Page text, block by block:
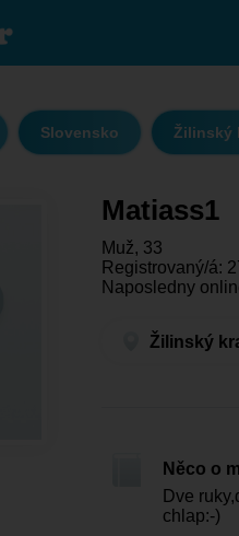
Slovensko Žilinský
Matiass1
Muž, 33
Registrovaný/á:
Naposledny
Žilinský
Něco o
Dve
chlap:⁠-)